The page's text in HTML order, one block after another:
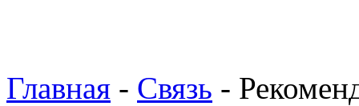
Главная - Связь -